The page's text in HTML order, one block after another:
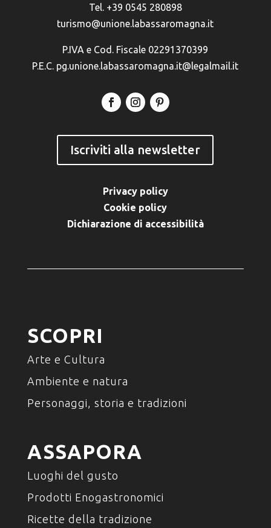
Tel. +39 0545 280898
turismo@unione.labassaromagna.it
P.IVA e Cod. Fiscale 02291370399
P.E.C. pg.unione.labassaromagna.it@legalmail.it
Iscriviti alla newsletter
Privacy policy
Cookie policy
Dichiarazione di accessibilità
SCOPRI
Arte e Cultura
Ambiente e natura
Personaggi, storia e tradizioni
ASSAPORA
Luoghi del gusto
Prodotti Enogastronomici
Ricette della tradizione